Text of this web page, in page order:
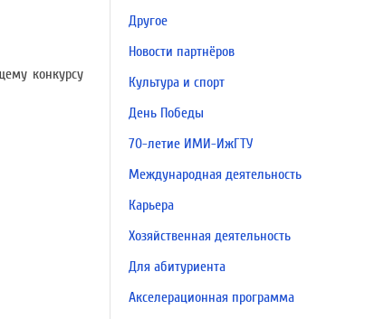
конкурсу
Другое
Новости партнёров
Культура и спорт
День Победы
70-летие ИМИ-ИжГТУ
Международная деятельность
Карьера
Хозяйственная деятельность
Для абитуриента
Акселерационная программа